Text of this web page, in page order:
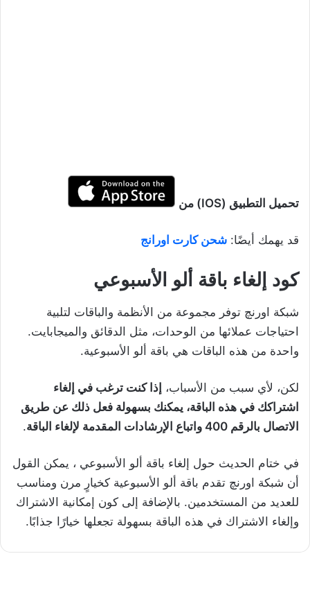
تحميل التطبيق (IOS) من
قد يهمك أيضًا: شحن كارت اورانج
كود إلغاء باقة ألو الأسبوعي
شبكة اورنچ توفر مجموعة من الأنظمة والباقات لتلبية
احتياجات عملائها من الوحدات، مثل الدقائق والميجابايت.
واحدة من هذه الباقات هي باقة ألو الأسبوعية.
لكن، لأي سبب من الأسباب، إذا كنت ترغب في إلغاء
اشتراكك في هذه الباقة، يمكنك بسهولة فعل ذلك عن طريق
الاتصال بالرقم 400 واتباع الإرشادات المقدمة لإلغاء الباقة
.
في ختام الحديث حول إلغاء باقة ألو الأسبوعي ، يمكن القول
أن شبكة اورنچ تقدم باقة ألو الأسبوعية كخيارٍ مرن ومناسب
للعديد من المستخدمين. بالإضافة إلى كون إمكانية الاشتراك
وإلغاء الاشتراك في هذه الباقة بسهولة تجعلها خيارًا جذابًا.